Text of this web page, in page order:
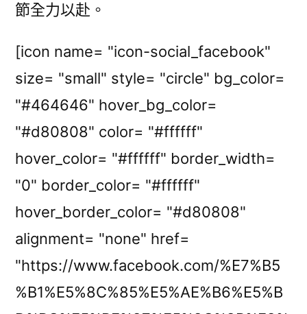
節全力以赴。
[icon name= "icon-social_facebook"
size= "small" style= "circle" bg_color=
"#464646" hover_bg_color=
"#d80808" color= "#ffffff"
hover_color= "#ffffff" border_width=
"0" border_color= "#ffffff"
hover_border_color= "#d80808"
alignment= "none" href=
"https://www.facebook.com/%E7%B5
%B1%E5%8C%85%E5%AE%B6%E5%B